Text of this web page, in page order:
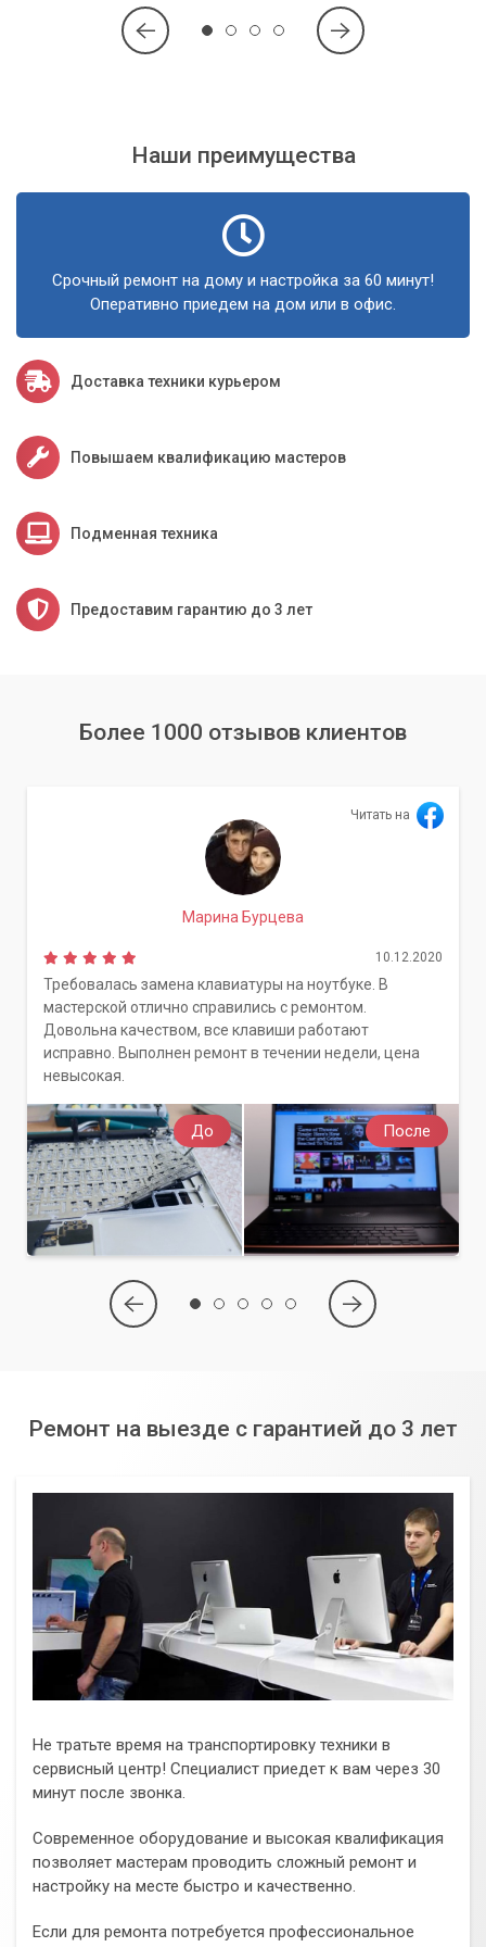
оборудования в Киеве и Киевской области.
Наши преимущества
Срочный ремонт на дому и настройка за 60 минут!
Оперативно приедем на дом или в офис.
Доставка техники курьером
Повышаем квалификацию мастеров
Подменная техника
Предоставим гарантию до 3 лет
Более 1000 отзывов клиентов
До После
Читать на
Марина Бурцева
10.12.2020
Требовалась замена клавиатуры на ноутбуке. В
мастерской отлично справились с ремонтом.
Довольна качеством, все клавиши работают
исправно. Выполнен ремонт в течении недели, цена
невысокая.
Ремонт на выезде с гарантией до 3 лет
Не тратьте время на транспортировку техники в
сервисный центр! Специалист приедет к вам через 30
минут после звонка.
Современное оборудование и высокая квалификация
позволяет мастерам проводить сложный ремонт и
настройку на месте быстро и качественно.
Если для ремонта потребуется профессиональное